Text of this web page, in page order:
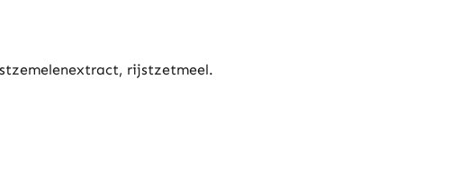
rijstzetmeel.